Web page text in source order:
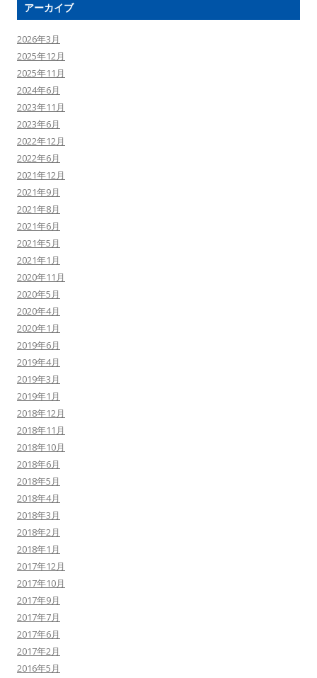
アーカイブ
2026年3月
2025年12月
2025年11月
2024年6月
2023年11月
2023年6月
2022年12月
2022年6月
2021年12月
2021年9月
2021年8月
2021年6月
2021年5月
2021年1月
2020年11月
2020年5月
2020年4月
2020年1月
2019年6月
2019年4月
2019年3月
2019年1月
2018年12月
2018年11月
2018年10月
2018年6月
2018年5月
2018年4月
2018年3月
2018年2月
2018年1月
2017年12月
2017年10月
2017年9月
2017年7月
2017年6月
2017年2月
2016年5月